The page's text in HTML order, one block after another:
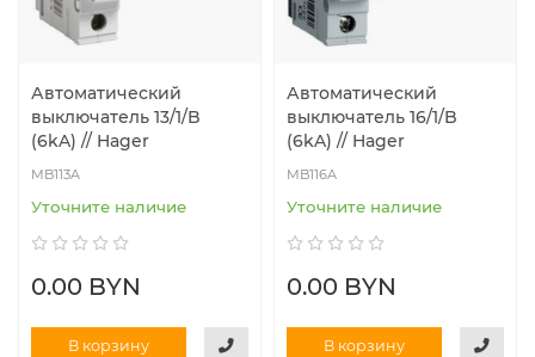
Автоматический
выключатель 13/1/B
(6kA) // Hager
MB113A
Уточните наличие
0.00 BYN
В корзину
Автоматический
выключатель 16/1/B
(6kA) // Hager
MB116A
Уточните наличие
0.00 BYN
В корзину